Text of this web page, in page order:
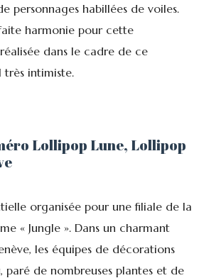
personnages habillées de voiles.
harmonie pour cette
réalisée dans le cadre de ce
très intimiste.
Lollipop Lune, Lollipop
organisée pour une filiale de la
« Jungle ». Dans un charmant
les équipes de décorations
paré de nombreuses plantes et de